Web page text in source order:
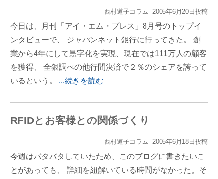
西村道子コラム 2005年6月20日投稿
今日は、月刊「アイ・エム・プレス」8月号のトップイ
ンタビューで、 ジャパンネット銀行に行ってきた。 創
業から4年にして黒字化を実現、現在では111万人の顧客
を獲得、 全銀調べの他行間決済で２％のシェアを誇って
いるという。 ...続きを読む
RFIDとお客様との関係づくり
西村道子コラム 2005年6月18日投稿
今週はバタバタしていたため、このブログに書きたいこ
とがあっても、 詳細を紐解いている時間がなかった。そ